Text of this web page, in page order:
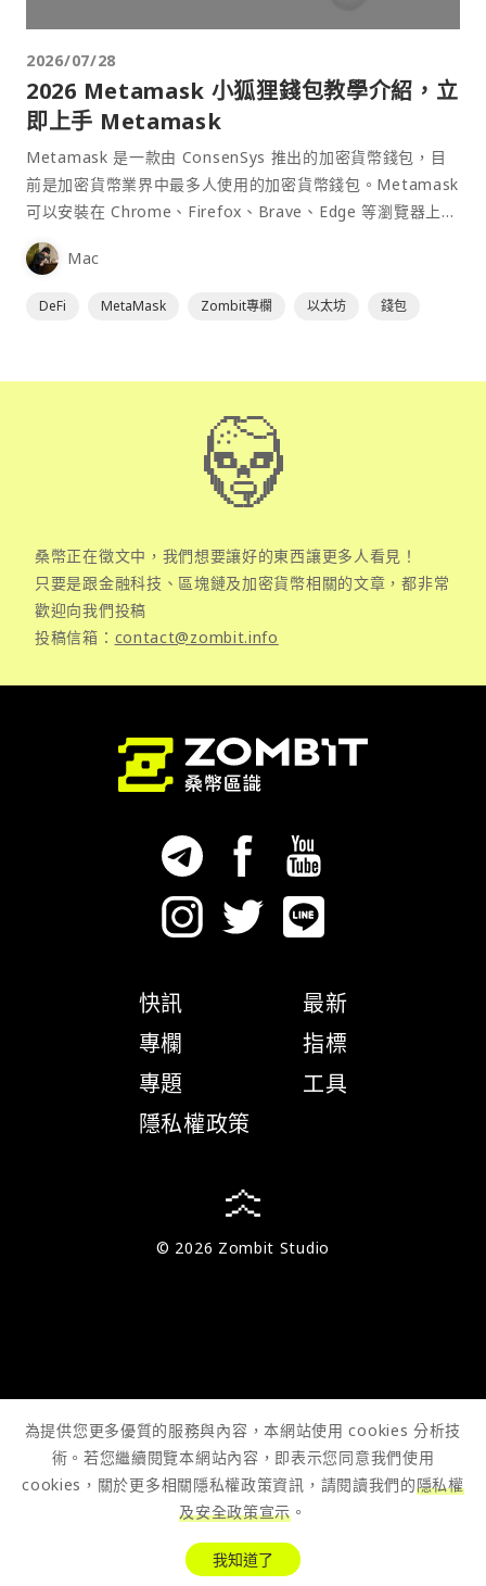
2026/07/28
2026 Metamask 小狐狸錢包教學介紹，立
即上手 Metamask
Metamask 是一款由 ConsenSys 推出的加密貨幣錢包，目
前是加密貨幣業界中最多人使用的加密貨幣錢包。Metamask
可以安裝在 Chrome、Firefox、Brave、Edge 等瀏覽器上作
為插件使用，具備許多功能且使用上非常方便。
Mac
DeFi MetaMask Zombit專欄 以太坊 錢包
桑幣正在徵文中，我們想要讓好的東西讓更多人看見！
只要是跟金融科技、區塊鏈及加密貨幣相關的文章，都非常
歡迎向我們投稿
投稿信箱： contact@zombit.info
快訊
專欄
專題
隱私權政策
最新
指標
工具
© 2026 Zombit Studio
為提供您更多優質的服務與內容，本網站使用 cookies 分析技
術。若您繼續閱覽本網站內容，即表示您同意我們使用
cookies，關於更多相關隱私權政策資訊，請閱讀我們的隱私權
及安全政策宣示 。
我知道了